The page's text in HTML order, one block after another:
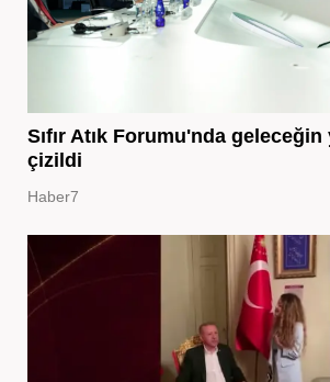
Sıfır Atık Forumu'nda geleceğin
çizildi
Haber7